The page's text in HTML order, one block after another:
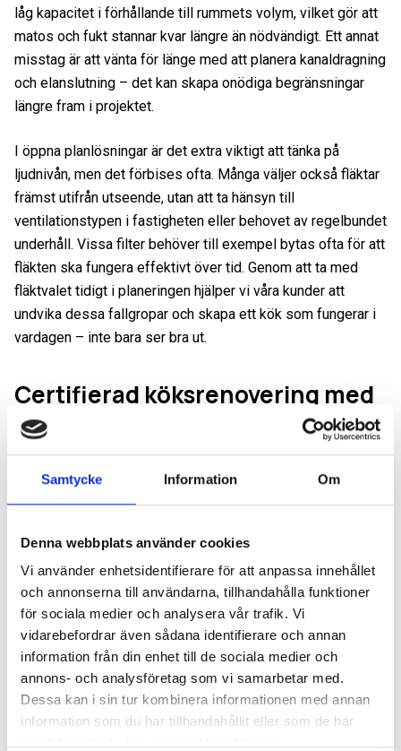
Samtycke Information Om
Denna webbplats använder cookies
Vi använder enhetsidentifierare för att anpassa innehållet
och annonserna till användarna, tillhandahålla funktioner
för sociala medier och analysera vår trafik. Vi
vidarebefordrar även sådana identifierare och annan
information från din enhet till de sociala medier och
annons- och analysföretag som vi samarbetar med.
Dessa kan i sin tur kombinera informationen med annan
information som du har tillhandahållit eller som de har
låg kapacitet i förhållande till rummets volym, vilket gör att
matos och fukt stannar kvar längre än nödvändigt. Ett annat
misstag är att vänta för länge med att planera kanaldragning
och elanslutning – det kan skapa onödiga begränsningar
längre fram i projektet.
I öppna planlösningar är det extra viktigt att tänka på
ljudnivån, men det förbises ofta. Många väljer också fläktar
främst utifrån utseende, utan att ta hänsyn till
ventilationstypen i fastigheten eller behovet av regelbundet
underhåll. Vissa filter behöver till exempel bytas ofta för att
fläkten ska fungera effektivt över tid. Genom att ta med
fläktvalet tidigt i planeringen hjälper vi våra kunder att
undvika dessa fallgropar och skapa ett kök som fungerar i
vardagen – inte bara ser bra ut.
Certifierad köksrenovering med
ROT-avdrag
och har certifierade yrkespersoner inom el, VVS och bygg.
av fläkt, ventilation och övriga delar i köket sker enligt
gällande normer – med dokumentation och garanti. Vi
hjälper dig också att utnyttja
ROT-avdraget, vilket kan
minska arbetskostnaden med upp till 30 % när du anlitar
oss för dinköksrenovering.
Vi planerar ditt kök med helheten i fokus – utifrån hur du
lagar mat, rör dig i rummet och vad du uppskattar i form och
funktion. Fläktens placering och typ har stor betydelse för
både vardagskomfort och installationsteknik, vilket vi tar